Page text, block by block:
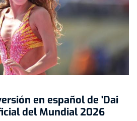
en español de 'Dai
del Mundial 2026